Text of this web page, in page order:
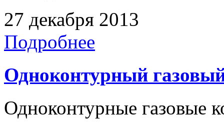
27 декабря 2013
Подробнее
Одноконтурный
Одноконтурные газовые